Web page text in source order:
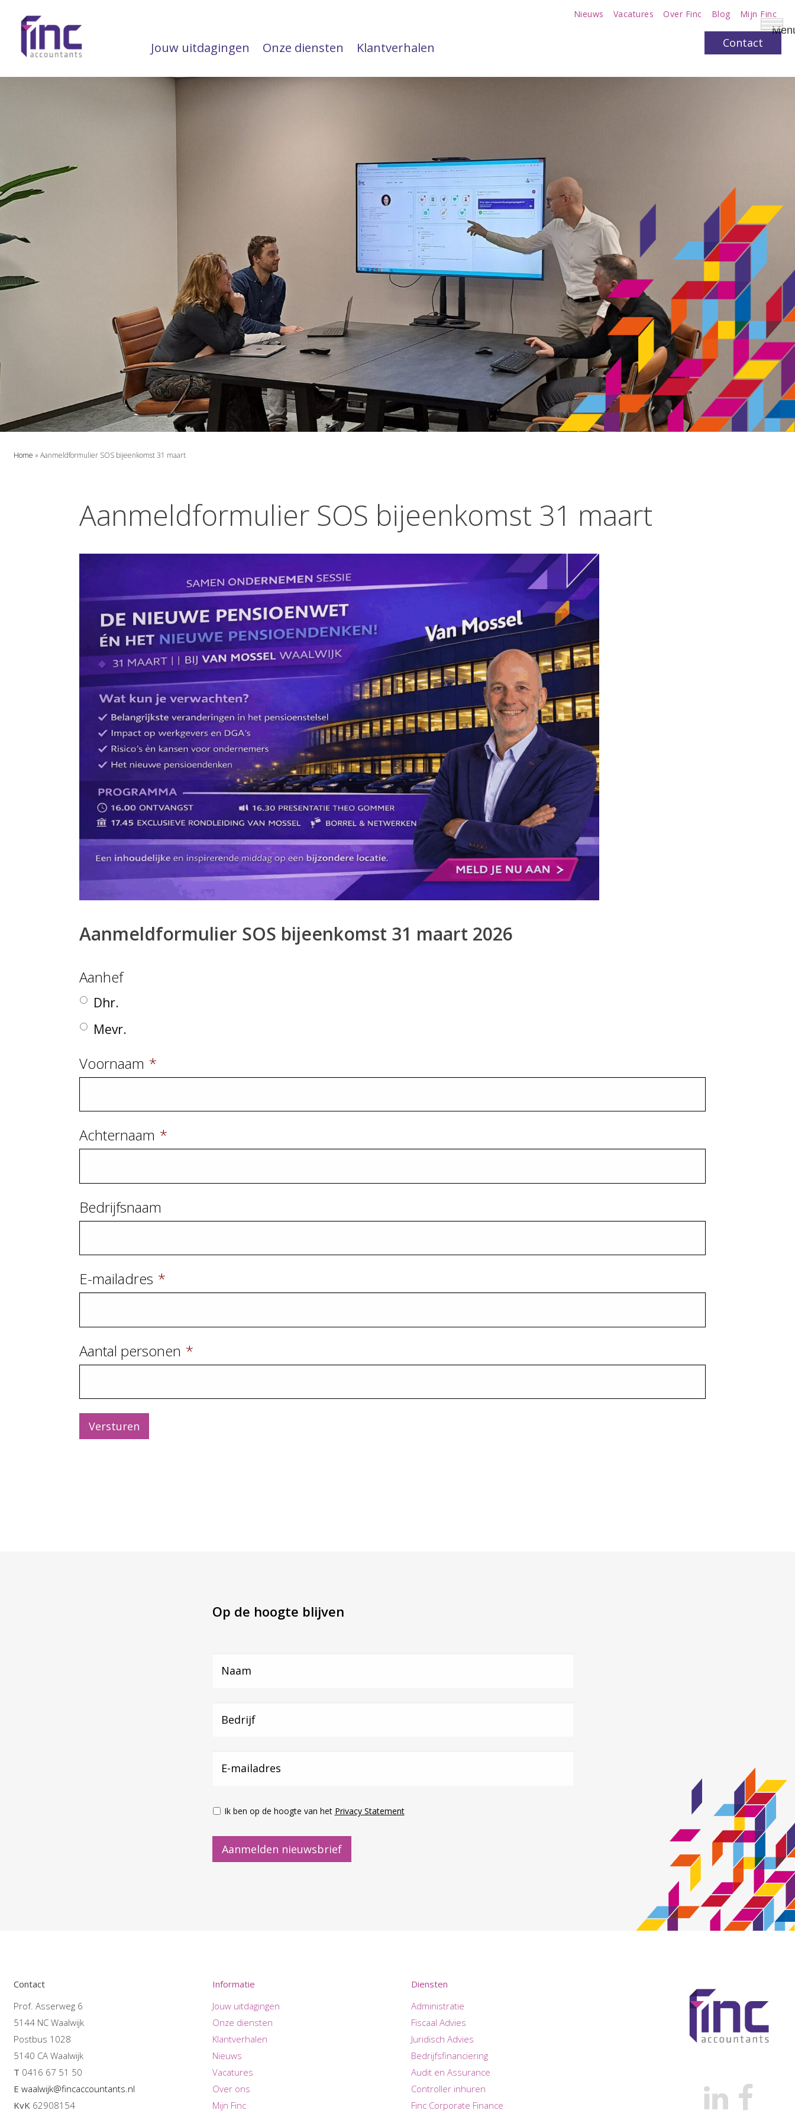
Jouw uitdagingen Onze diensten Klantverhalen
Nieuws Vacatures Over Finc Blog Mijn Finc
Contact
Home » Aanmeldformulier SOS bijeenkomst 31 maart
Aanmeldformulier SOS bijeenkomst 31 maart
Aanmeldformulier SOS bijeenkomst 31 maart 2026
Aanhef
Dhr.
Mevr.
Voornaam *
Achternaam *
Bedrijfsnaam
E-mailadres *
Aantal personen *
Versturen
Op de hoogte blijven
Ik ben op de hoogte van het Privacy Statement
Aanmelden nieuwsbrief
Contact
Prof. Asserweg 6
5144 NC Waalwijk
Postbus 1028
5140 CA Waalwijk
T 0416 67 51 50
E waalwijk@fincaccountants.nl
KvK 62908154
Informatie
Jouw uitdagingen
Onze diensten
Klantverhalen
Nieuws
Vacatures
Over ons
Mijn Finc
Diensten
Administratie
Fiscaal Advies
Juridisch Advies
Bedrijfsfinanciering
Audit en Assurance
Controller inhuren
Finc Corporate Finance